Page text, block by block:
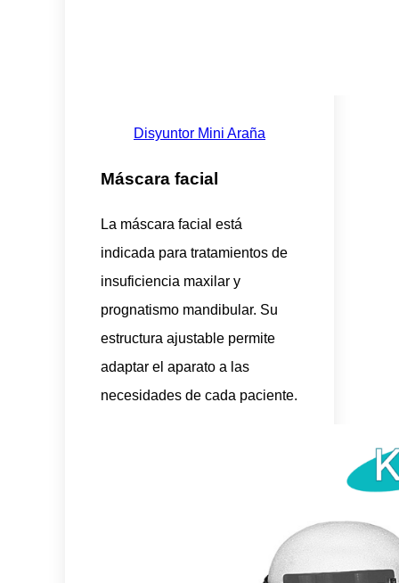
Disyuntor Mini Araña
Máscara facial
La máscara facial está
indicada para tratamientos de
insuficiencia maxilar y
prognatismo mandibular. Su
estructura ajustable permite
adaptar el aparato a las
necesidades de cada paciente.